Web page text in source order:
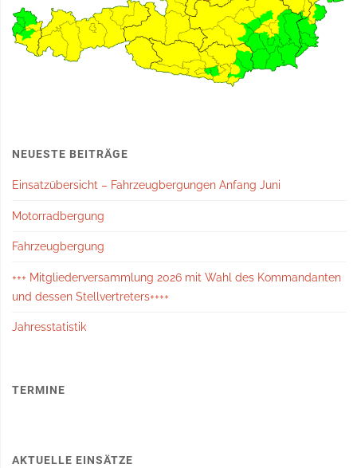
NEUESTE BEITRÄGE
Einsatzübersicht – Fahrzeugbergungen Anfang Juni
Motorradbergung
Fahrzeugbergung
+++ Mitgliederversammlung 2026 mit Wahl des Kommandanten
und dessen Stellvertreters++++
Jahresstatistik
TERMINE
AKTUELLE EINSÄTZE